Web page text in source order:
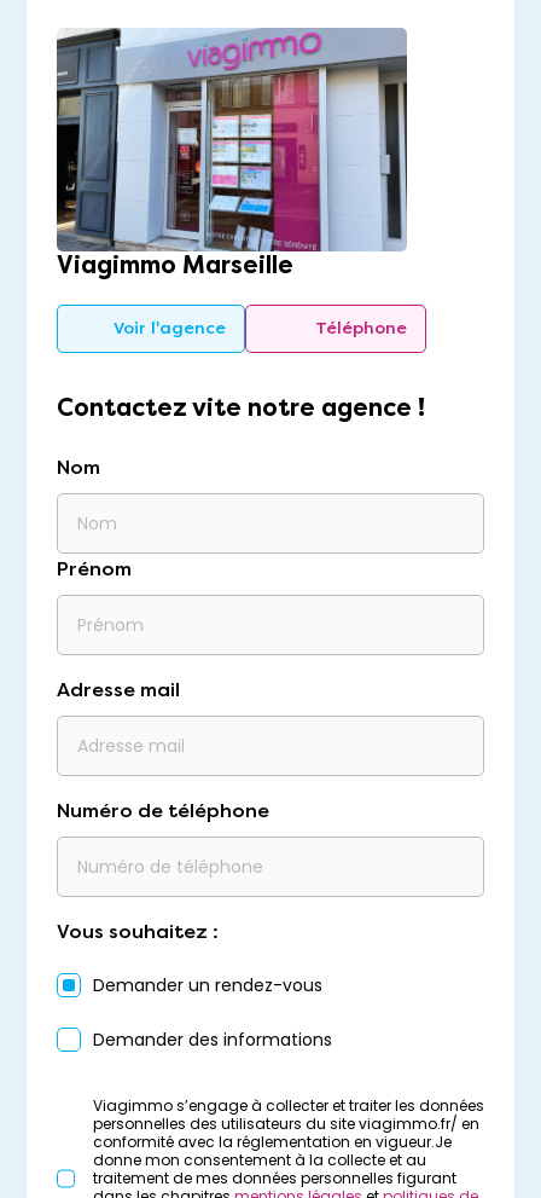
Viagimmo Marseille
Voir l'agence Téléphone
Contactez vite notre agence !
Nom
Prénom
Adresse mail
Numéro de téléphone
Vous souhaitez :
Demander un rendez-vous
Demander des informations
Viagimmo s’engage à collecter et traiter les données
personnelles des utilisateurs du site viagimmo.fr/ en
conformité avec la réglementation en vigueur.Je
donne mon consentement à la collecte et au
traitement de mes données personnelles figurant